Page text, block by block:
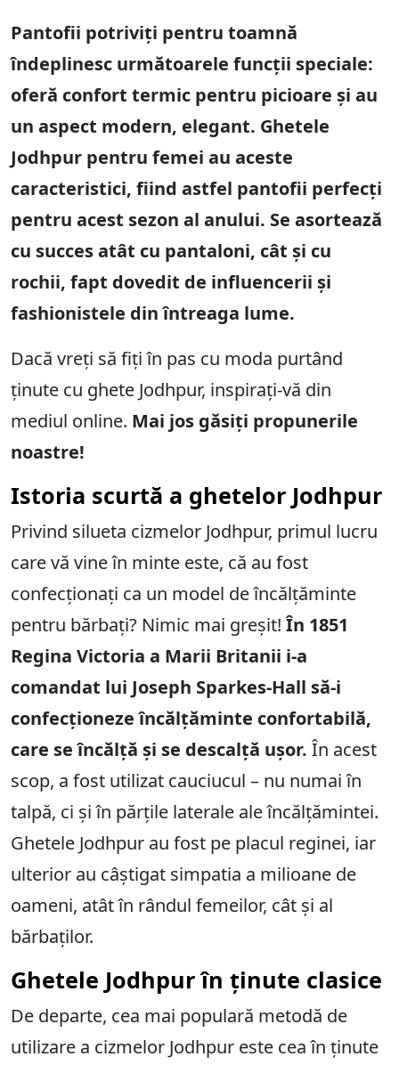
Pantofii potriviți pentru toamnă
îndeplinesc următoarele funcții speciale:
oferă confort termic pentru picioare și au
un aspect modern, elegant. Ghetele
Jodhpur pentru femei au aceste
caracteristici, fiind astfel pantofii perfecți
pentru acest sezon al anului. Se asortează
cu succes atât cu pantaloni, cât și cu
rochii, fapt dovedit de influencerii și
fashionistele din întreaga lume.
Dacă vreți să fiți în pas cu moda purtând
ținute cu ghete Jodhpur, inspirați-vă din
mediul online. Mai jos găsiți propunerile
noastre!
Istoria scurtă a ghetelor Jodhpur
Privind silueta cizmelor Jodhpur, primul lucru
care vă vine în minte este, că au fost
confecționați ca un model de încălțăminte
pentru bărbați? Nimic mai greșit!În 1851
Regina Victoria a Marii Britanii i-a
comandat lui Joseph Sparkes-Hall să-i
confecționeze încălțăminte confortabilă,
care se încălță și se descalță ușor. În acest
scop, a fost utilizat cauciucul – nu numai în
talpă, ci și în părțile laterale ale încălțămintei.
Ghetele Jodhpur au fost pe placul reginei, iar
ulterior au câștigat simpatia a milioane de
oameni, atât în ​​rândul femeilor, cât și al
bărbaților.
Ghetele Jodhpur în ținute clasice
De departe, cea mai populară metodă de
utilizare a cizmelor Jodhpur este cea în ținute